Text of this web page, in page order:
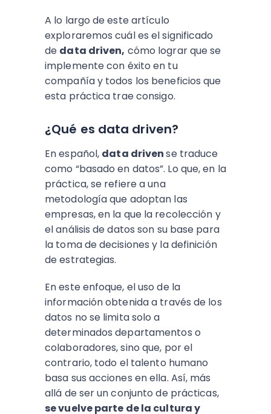
A lo largo de este artículo
exploraremos cuál es el significado
de data driven, cómo lograr que se
implemente con éxito en tu
compañía y todos los beneficios que
esta práctica trae consigo.
¿Qué es data driven?
En español, data drivense traduce
como “basado en datos”. Lo que, en la
práctica, se refiere a una
metodología que adoptan las
empresas, en la que la recolección y
el análisis de datos son su base para
la toma de decisiones y la definición
de estrategias.
En este enfoque, el uso de la
información obtenida a través de los
datos no se limita solo a
determinados departamentos o
colaboradores, sino que, por el
contrario, todo el talento humano
basa sus acciones en ella. Así, más
allá de ser un conjunto de prácticas,
se vuelve parte de la cultura y